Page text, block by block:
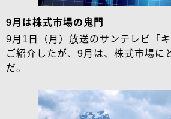
9月は株式市場の鬼門
9月1日（月）放送のサンテレビ「
ご紹介したが、9月は、株式市場に
だ。